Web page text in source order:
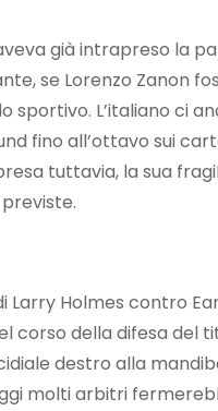
già intrapreso la
se Lorenzo Zanon
L’italiano ci
fino all’ottavo sui
tuttavia, la sua
Larry Holmes contro
corso della difesa del
destro alla
molti arbitri